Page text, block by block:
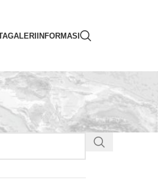
GALERIINFORMASI